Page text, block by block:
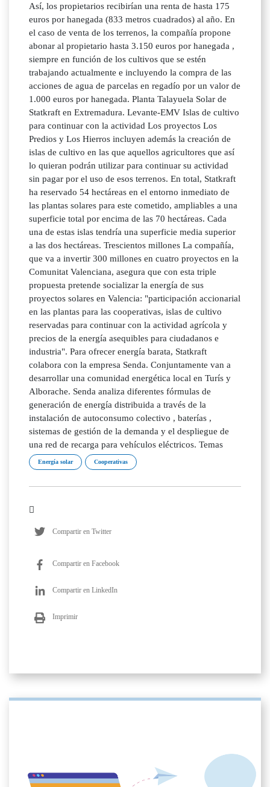
Así, los propietarios recibirían una renta de hasta 175
euros por hanegada (833 metros cuadrados) al año. En
el caso de venta de los terrenos, la compañía propone
abonar al propietario hasta 3.150 euros por hanegada ,
siempre en función de los cultivos que se estén
trabajando actualmente e incluyendo la compra de las
acciones de agua de parcelas en regadío por un valor de
1.000 euros por hanegada. Planta Talayuela Solar de
Statkraft en Extremadura. Levante-EMV Islas de cultivo
para continuar con la actividad Los proyectos Los
Predios y Los Hierros incluyen además la creación de
islas de cultivo en las que aquellos agricultores que así
lo quieran podrán utilizar para continuar su actividad
sin pagar por el uso de esos terrenos. En total, Statkraft
ha reservado 54 hectáreas en el entorno inmediato de
las plantas solares para este cometido, ampliables a una
superficie total por encima de las 70 hectáreas. Cada
una de estas islas tendría una superficie media superior
a las dos hectáreas. Trescientos millones La compañía,
que va a invertir 300 millones en cuatro proyectos en la
Comunitat Valenciana, asegura que con esta triple
propuesta pretende socializar la energía de sus
proyectos solares en Valencia: "participación accionarial
en las plantas para las cooperativas, islas de cultivo
reservadas para continuar con la actividad agrícola y
precios de la energía asequibles para ciudadanos e
industria". Para ofrecer energía barata, Statkraft
colabora con la empresa Senda. Conjuntamente van a
desarrollar una comunidad energética local en Turís y
Alborache. Senda analiza diferentes fórmulas de
generación de energía distribuida a través de la
instalación de autoconsumo colectivo , baterías ,
sistemas de gestión de la demanda y el despliegue de
una red de recarga para vehículos eléctricos. Temas
Energía solar Cooperativas
Compartir en Twitter
Compartir en Facebook
Compartir en LinkedIn
Imprimir